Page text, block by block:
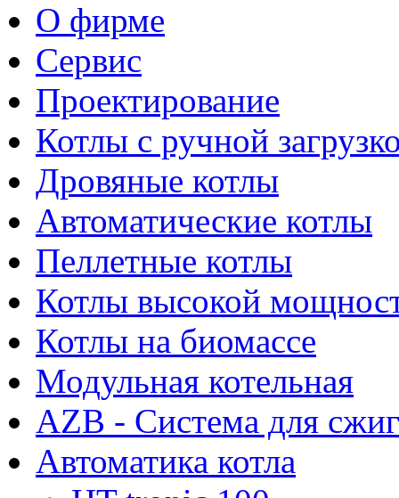
О фирме
Сервис
Проектирование
Котлы с ручной
Дровяные котлы
Автоматические котлы
Пеллетные котлы
Котлы высокой
Котлы на биомассе
Модульная котельная
AZB - Система для
Автоматика котла